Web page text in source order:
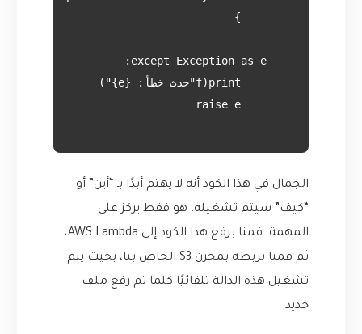
الجمال في هذا الكود أنه لا يهتم أبدًا بـ “أين” أو
“كيف” سيتم تشغيله. هو فقط يركز على
المهمة. قمنا برفع هذا الكود إلى AWS Lambda،
ثم قمنا بربطه بمخزن S3 الخاص بنا، بحيث يتم
تشغيل هذه الدالة تلقائيًا كلما تم رفع ملف
جديد.